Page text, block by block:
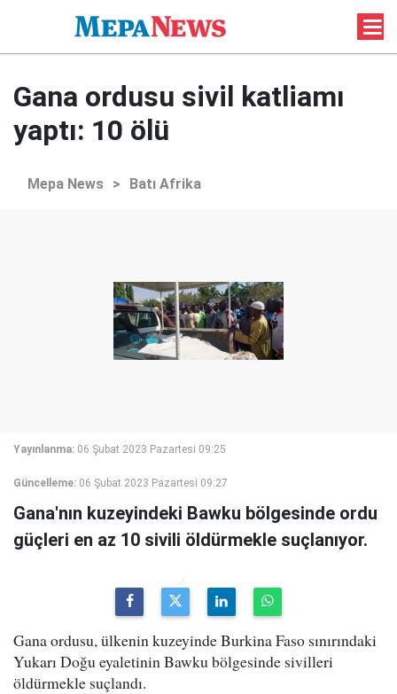
Gana ordusu sivil katliamı
yaptı: 10 ölü
Mepa News > Batı Afrika
Yayınlanma: 06 Şubat 2023 Pazartesi 09:25
Güncelleme: 06 Şubat 2023 Pazartesi 09:27
Gana'nın kuzeyindeki Bawku bölgesinde ordu
güçleri en az 10 sivili öldürmekle suçlanıyor.
Gana ordusu, ülkenin kuzeyinde Burkina Faso sınırındaki
Yukarı Doğu eyaletinin Bawku bölgesinde sivilleri
öldürmekle suçlandı.